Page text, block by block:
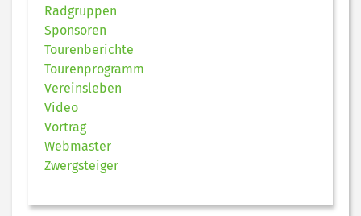
Radgruppen
Sponsoren
Tourenberichte
Tourenprogramm
Vereinsleben
Video
Vortrag
Webmaster
Zwergsteiger